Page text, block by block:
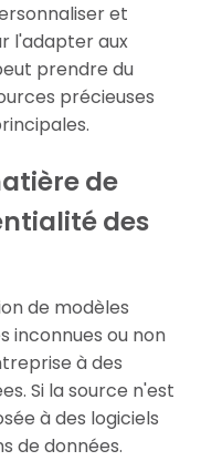
et
l'adapter aux
prendre du
précieuses
de
des
de modèles
inconnues ou non
à des
Si la source n'est
à des logiciels
de données.